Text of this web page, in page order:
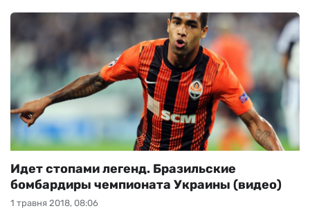
1 травня 2018, 08:06
Идет стопами легенд. Бразильские
бомбардиры чемпионата Украины (видео)